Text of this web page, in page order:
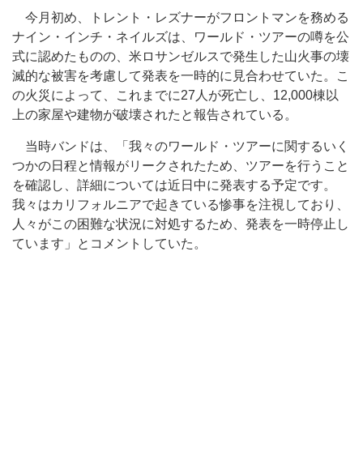
今月初め、トレント・レズナーがフロントマンを務める
ナイン・インチ・ネイルズは、ワールド・ツアーの噂を公
式に認めたものの、米ロサンゼルスで発生した山火事の壊
滅的な被害を考慮して発表を一時的に見合わせていた。こ
の火災によって、これまでに27人が死亡し、12,000棟以
上の家屋や建物が破壊されたと報告されている。
当時バンドは、「我々のワールド・ツアーに関するいく
つかの日程と情報がリークされたため、ツアーを行うこと
を確認し、詳細については近日中に発表する予定です。
我々はカリフォルニアで起きている惨事を注視しており、
人々がこの困難な状況に対処するため、発表を一時停止し
ています」とコメントしていた。